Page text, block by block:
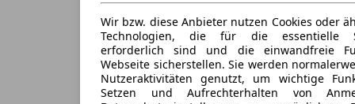
Wir bzw. diese Anbieter nutzen Cookies oder
Technologien, die für die essentielle
erforderlich sind und die einwandfreie
Webseite sicherstellen. Sie werden
Nutzeraktivitäten genutzt, um wichtige
Setzen und Aufrechterhalten von